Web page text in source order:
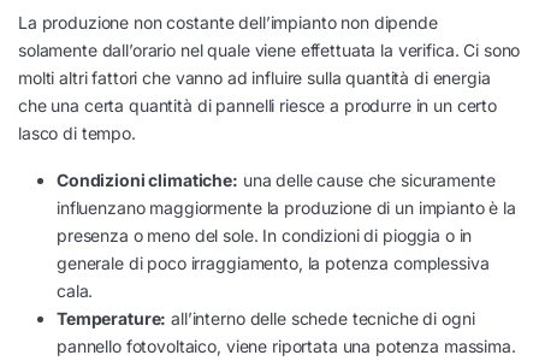
La produzione non costante dell’impianto non dipende
solamente dall’orario nel quale viene effettuata la verifica. Ci sono
molti altri fattori che vanno ad influire sulla quantità di energia
che una certa quantità di pannelli riesce a produrre in un certo
lasco di tempo.
Condizioni climatiche: una delle cause che sicuramente
influenzano maggiormente la produzione di un impianto è la
presenza o meno del sole. In condizioni di pioggia o in
generale di poco irraggiamento, la potenza complessiva
cala.
Temperature: all’interno delle schede tecniche di ogni
pannello fotovoltaico, viene riportata una potenza massima.